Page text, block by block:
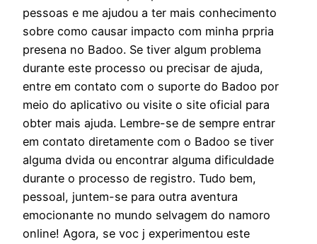
pessoas e me ajudou a ter mais conhecimento
sobre como causar impacto com minha prpria
presena no Badoo. Se tiver algum problema
durante este processo ou precisar de ajuda,
entre em contato com o suporte do Badoo por
meio do aplicativo ou visite o site oficial para
obter mais ajuda. Lembre-se de sempre entrar
em contato diretamente com o Badoo se tiver
alguma dvida ou encontrar alguma dificuldade
durante o processo de registro. Tudo bem,
pessoal, juntem-se para outra aventura
emocionante no mundo selvagem do namoro
online! Agora, se voc j experimentou este